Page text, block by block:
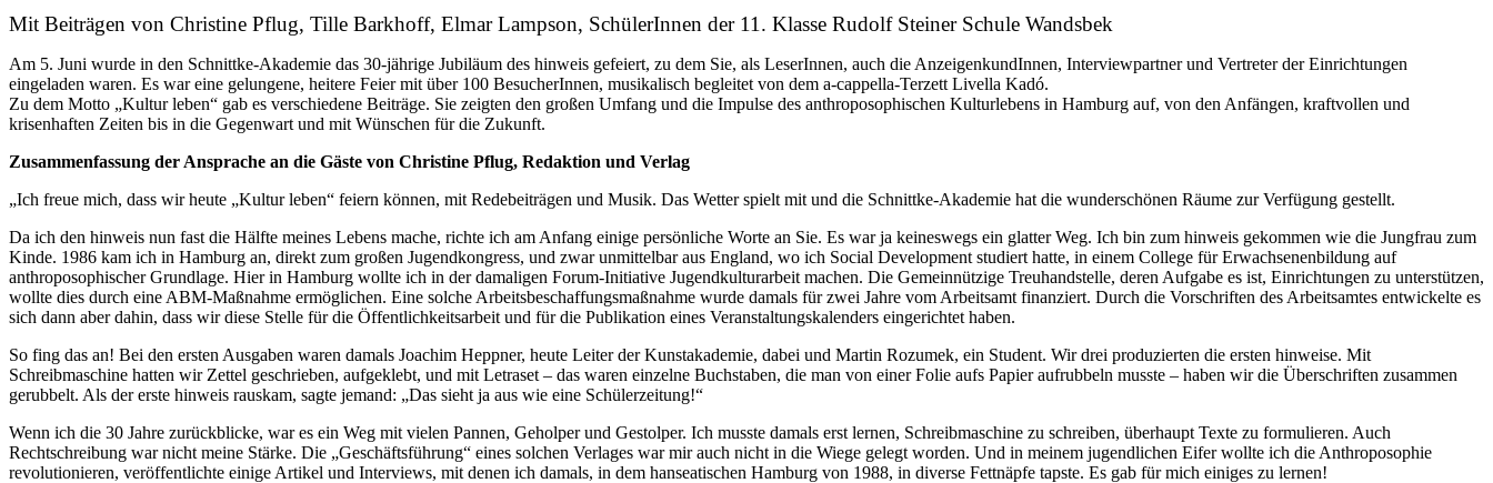
Mit Beiträgen von Christine Pflug, Tille Barkhoff, Elmar Lampson, SchülerInnen der 11. Klasse Rudolf Steiner Schule Wandsbek
Am 5. Juni wurde in den Schnittke-Akademie das 30-jährige Jubiläum des hinweis gefeiert, zu dem Sie, als LeserInnen, auch die AnzeigenkundInnen, Interviewpartner und Vertreter der Einrichtungen
eingeladen waren. Es war eine gelungene, heitere Feier mit über 100 BesucherInnen, musikalisch begleitet von dem a-cappella-Terzett Livella Kadó.
Zu dem Motto „Kultur leben“ gab es verschiedene Beiträge. Sie zeigten den großen Umfang und die Impulse des anthroposophischen Kulturlebens in Hamburg auf, von den Anfängen, kraftvollen und
krisenhaften Zeiten bis in die Gegenwart und mit Wünschen für die Zukunft.
Zusammenfassung der Ansprache an die Gäste von Christine Pflug, Redaktion und Verlag
„Ich freue mich, dass wir heute „Kultur leben“ feiern können, mit Redebeiträgen und Musik. Das Wetter spielt mit und die Schnittke-Akademie hat die wunderschönen Räume zur Verfügung gestellt.
Da ich den hinweis nun fast die Hälfte meines Lebens mache, richte ich am Anfang einige persönliche Worte an Sie. Es war ja keineswegs ein glatter Weg. Ich bin zum hinweis gekommen wie die Jungfrau zum
Kinde. 1986 kam ich in Hamburg an, direkt zum großen Jugendkongress, und zwar unmittelbar aus England, wo ich Social Development studiert hatte, in einem College für Erwachsenenbildung auf
anthroposophischer Grundlage. Hier in Hamburg wollte ich in der damaligen Forum-Initiative Jugendkulturarbeit machen. Die Gemeinnützige Treuhandstelle, deren Aufgabe es ist, Einrichtungen zu unterstützen,
wollte dies durch eine ABM-Maßnahme ermöglichen. Eine solche Arbeitsbeschaffungsmaßnahme wurde damals für zwei Jahre vom Arbeitsamt finanziert. Durch die Vorschriften des Arbeitsamtes entwickelte es
sich dann aber dahin, dass wir diese Stelle für die Öffentlichkeitsarbeit und für die Publikation eines Veranstaltungskalenders eingerichtet haben.
So fing das an! Bei den ersten Ausgaben waren damals Joachim Heppner, heute Leiter der Kunstakademie, dabei und Martin Rozumek, ein Student. Wir drei produzierten die ersten hinweise. Mit
Schreibmaschine hatten wir Zettel geschrieben, aufgeklebt, und mit Letraset – das waren einzelne Buchstaben, die man von einer Folie aufs Papier aufrubbeln musste – haben wir die Überschriften zusammen
gerubbelt. Als der erste hinweis rauskam, sagte jemand: „Das sieht ja aus wie eine Schülerzeitung!“
Wenn ich die 30 Jahre zurückblicke, war es ein Weg mit vielen Pannen, Geholper und Gestolper. Ich musste damals erst lernen, Schreibmaschine zu schreiben, überhaupt Texte zu formulieren. Auch
Rechtschreibung war nicht meine Stärke. Die „Geschäftsführung“ eines solchen Verlages war mir auch nicht in die Wiege gelegt worden. Und in meinem jugendlichen Eifer wollte ich die Anthroposophie
revolutionieren, veröffentlichte einige Artikel und Interviews, mit denen ich damals, in dem hanseatischen Hamburg von 1988, in diverse Fettnäpfe tapste. Es gab für mich einiges zu lernen!